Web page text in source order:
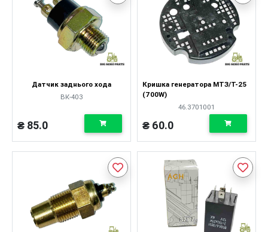
Датчик заднього хода
ВК-403
₴ 85.0
Кришка генератора МТЗ/Т-25
(700W)
46.3701001
₴ 60.0